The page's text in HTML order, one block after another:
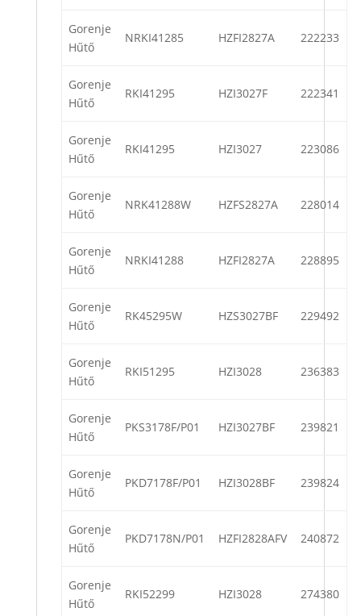
Gorenje
Hűtő
NRKI41285 HZFI2827A 222233
Gorenje
Hűtő
RKI41295 HZI3027F 222341
Gorenje
Hűtő
RKI41295 HZI3027 223086
Gorenje
Hűtő
NRK41288W HZFS2827A 228014
Gorenje
Hűtő
NRKI41288 HZFI2827A 228895
Gorenje
Hűtő
RK45295W HZS3027BF 229492
Gorenje
Hűtő
RKI51295 HZI3028 236383
Gorenje
Hűtő
PKS3178F/P01 HZI3027BF 239821
Gorenje
Hűtő
PKD7178F/P01 HZI3028BF 239824
Gorenje
Hűtő
PKD7178N/P01 HZFI2828AFV 240872
Gorenje
Hűtő
RKI52299 HZI3028 274380